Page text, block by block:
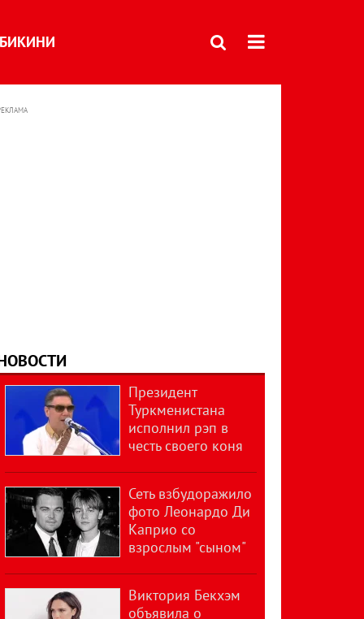
БИКИНИ
Президент
Туркменистана
исполнил рэп в
честь своего коня
Сеть взбудоражило
фото Леонардо Ди
Каприо со
взрослым "сыном"
Виктория Бекхэм
объявила о